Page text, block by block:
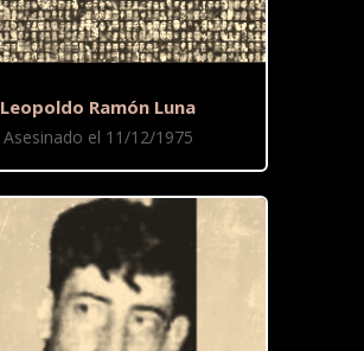
Leopoldo Ramón Luna
Asesinado el 11/12/1975